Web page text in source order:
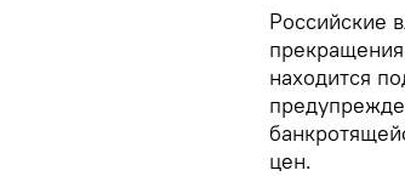
Российские
находится
цен.